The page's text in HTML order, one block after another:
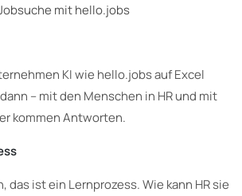
mit hello.jobs
KI wie hello.jobs auf Excel
– mit den Menschen in HR und mit
kommen Antworten.
das ist ein Lernprozess. Wie kann HR sie